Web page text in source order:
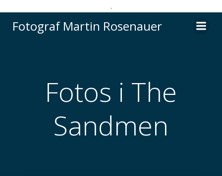
.
til
Fotograf Martin Rosenauer
Fotos i The
Sandmen